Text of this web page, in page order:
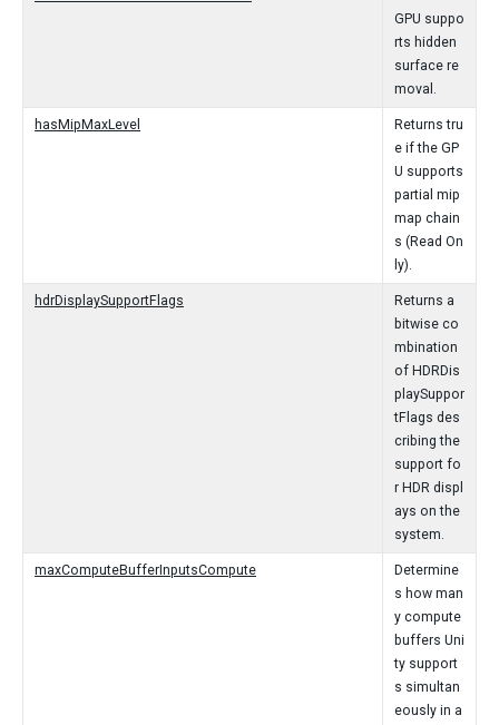
GPU suppo
rts hidden
surface re
moval.
hasMipMaxLevel
Returns tru
e if the GP
U supports
partial mip
map chain
s (Read On
ly).
hdrDisplaySupportFlags
Returns a
bitwise co
mbination
of HDRDis
playSuppor
tFlags des
cribing the
support fo
r HDR displ
ays on the
system.
maxComputeBufferInputsCompute
Determine
s how man
y compute
buffers Uni
ty support
s simultan
eously in a